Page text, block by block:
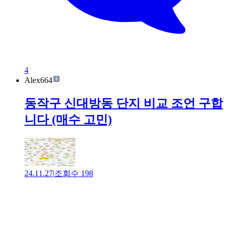
4
Alex664
동작구 신대방동 단지 비교 조언 구합
니다 (매수 고민)
24.11.27|조회수 198